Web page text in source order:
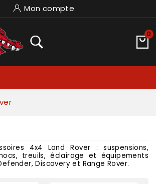
Mon compte
0
4x4 Land Rover : suspensions,
treuils, éclairage et équipements
Discovery et Range Rover.